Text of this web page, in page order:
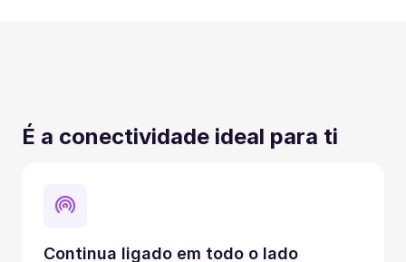
É a conectividade ideal para ti
Continua ligado em todo o lado